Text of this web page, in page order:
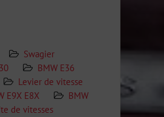
Swagier
BMW E36
Levier de vitesse
E9X E8X
BMW
de vitesses